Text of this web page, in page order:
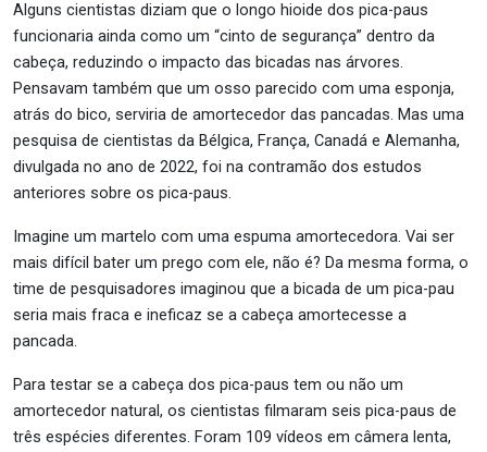
Alguns cientistas diziam que o longo hioide dos pica-paus
funcionaria ainda como um “cinto de segurança” dentro da
cabeça, reduzindo o impacto das bicadas nas árvores.
Pensavam também que um osso parecido com uma esponja,
atrás do bico, serviria de amortecedor das pancadas. Mas uma
pesquisa de cientistas da Bélgica, França, Canadá e Alemanha,
divulgada no ano de 2022, foi na contramão dos estudos
anteriores sobre os pica-paus.
Imagine um martelo com uma espuma amortecedora. Vai ser
mais difícil bater um prego com ele, não é? Da mesma forma, o
time de pesquisadores imaginou que a bicada de um pica-pau
seria mais fraca e ineficaz se a cabeça amortecesse a
pancada.
Para testar se a cabeça dos pica-paus tem ou não um
amortecedor natural, os cientistas filmaram seis pica-paus de
três espécies diferentes. Foram 109 vídeos em câmera lenta,